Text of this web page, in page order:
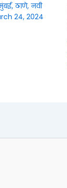
ठाणे, नवी
24, 2024